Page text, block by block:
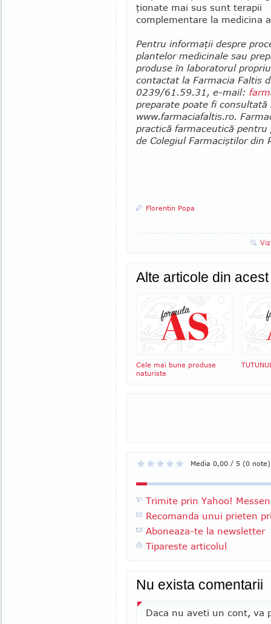
ţionate mai sus sunt terapii
complementare la me­dicina
Pentru informaţii despre
plantelor me­dicinale sau
produse în laboratorul
contactat la Farmacia Faltis
0239/61.59.31, e-mail:
preparate poate fi
www.farmaciafaltis.ro.
practică farmaceutică
de Cole­giul Farma­ciş­tilor din
Florentin Popa
Alte articole din
Cele mai bune produse
naturiste
Media 0,00 / 5 (0 note)
Trimite prin Yahoo!
Recomanda unui prieten
Aboneaza-te la newsletter
Tipareste articolul
Nu exista comentarii
Daca nu aveti un cont, va